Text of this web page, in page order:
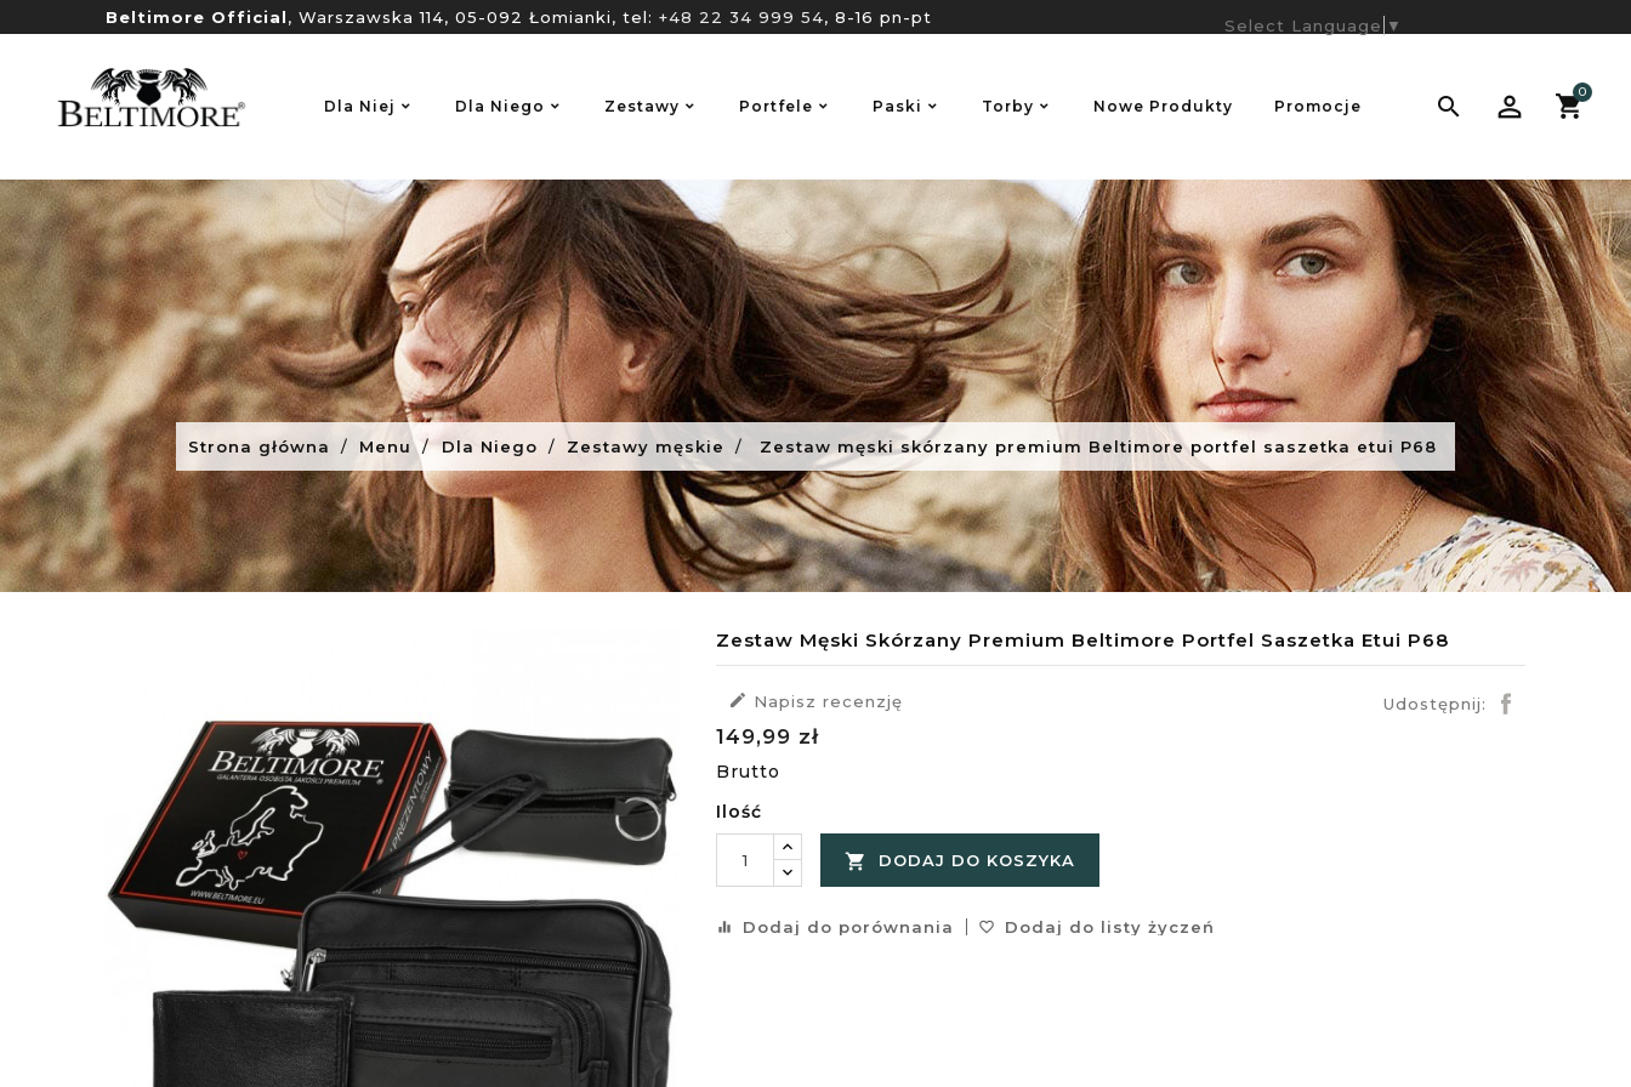
Beltimore Official, Warszawska 114, 05-092 Łomianki, tel: +48 22 34 999 54, 8-16 pn-pt
0

Dla Niej Dla Niego Zestawy Portfele Paski Torby Nowe Produkty Promocje
Select Language ▼
Strona główna Menu Dla Niego Zestawy męskie Zestaw męski skórzany premium Beltimore portfel saszetka etui P68
Zestaw Męski Skórzany Premium Beltimore Portfel Saszetka Etui P68
 Napisz recenzję Udostępnij:
149,99 zł
Brutto
Ilość
 DODAJ DO KOSZYKA
equalizer Dodaj do porównania favorite_border Dodaj do listy życzeń